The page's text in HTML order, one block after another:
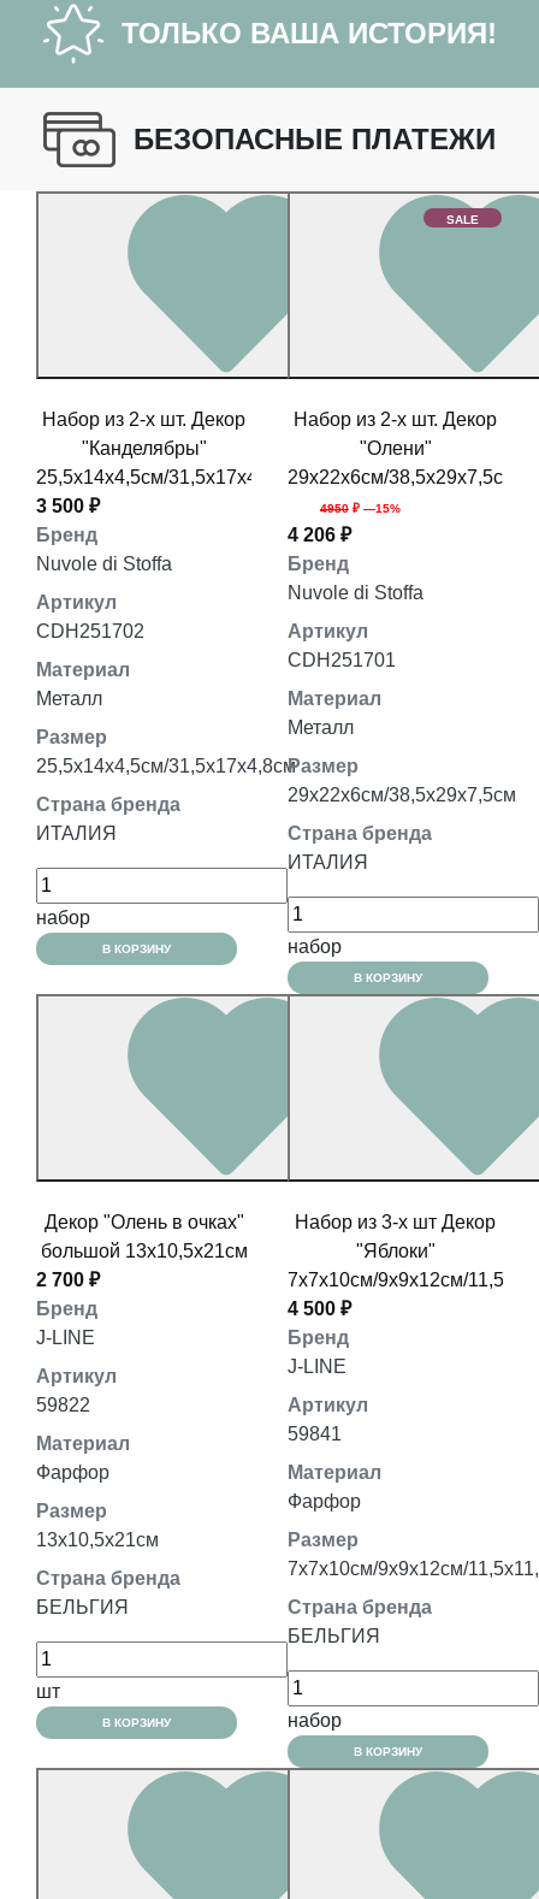
ТОЛЬКО ВАША ИСТОРИЯ!
БЕЗОПАСНЫЕ ПЛАТЕЖИ
Набор из 2-х шт. Декор
"Канделябры"
25,5x14x4,5см/31,5x17x4,8см
3 500 ₽
Бренд
Nuvole di Stoffa
Артикул
CDH251702
Материал
Металл
Размер
25,5x14x4,5см/31,5x17x4,8см
Страна бренда
ИТАЛИЯ
набор
В КОРЗИНУ
Набор из 2-х шт. Декор
"Олени"
29x22x6см/38,5x29x7,5см
4950₽ —15%
4 206 ₽
Бренд
Nuvole di Stoffa
Артикул
CDH251701
Материал
Металл
Размер
29x22x6см/38,5x29x7,5см
Страна бренда
ИТАЛИЯ
набор
В КОРЗИНУ
SALE
Декор "Олень в очках"
большой 13x10,5x21см
2 700 ₽
Бренд
J-LINE
Артикул
59822
Материал
Фарфор
Размер
13x10,5x21см
Страна бренда
БЕЛЬГИЯ
шт
В КОРЗИНУ
Набор из 3-х шт Декор
"Яблоки"
7x7x10см/9х9х12см/
4 500 ₽
Бренд
J-LINE
Артикул
59841
Материал
Фарфор
Размер
7x7x10см/9х9х12см/
Страна бренда
БЕЛЬГИЯ
набор
В КОРЗИНУ